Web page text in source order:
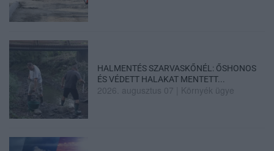
HALMENTÉS SZARVASKŐNÉL: ŐSHONOS
ÉS VÉDETT HALAKAT MENTETT...
2026. augusztus 07 Környék ügye